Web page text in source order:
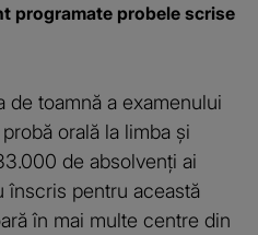
programate probele scrise
de toamnă a examenului
orală la limba și
de absolvenți ai
înscris pentru această
în mai multe centre din